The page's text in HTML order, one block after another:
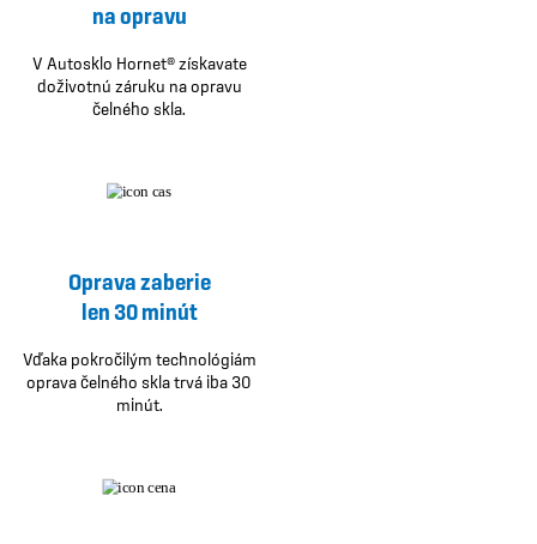
na opravu
V Autosklo Hornet® získavate
doživotnú záruku na opravu
čelného skla.
Oprava zaberie
len 30 minút
Vďaka pokročilým technológiám
oprava čelného skla trvá iba 30
minút.